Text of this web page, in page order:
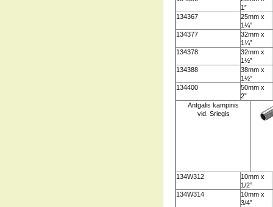
1”
134367
25mm x
1¼”
134377
32mm x
1¼”
134378
32mm x
1½”
134388
38mm x
1½”
134400
50mm x
2”
Antgalis kampinis
vid. Sriegis
134W312
10mm x
1/2”
134W314
10mm x
3/4”